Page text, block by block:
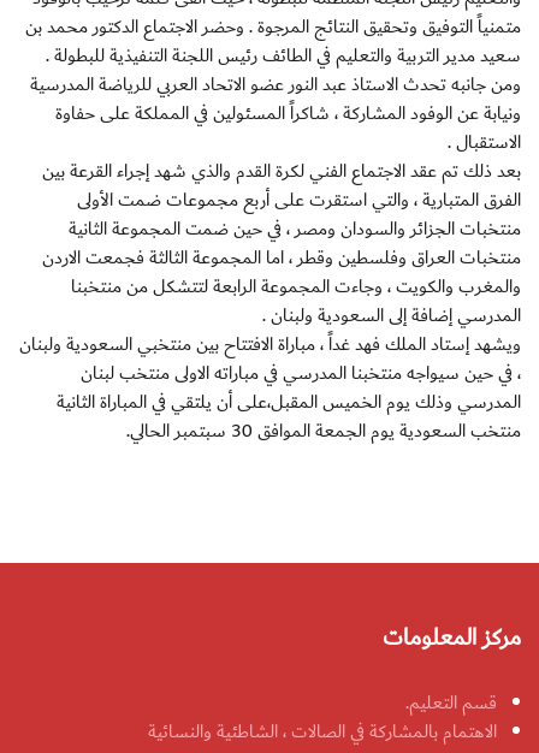
متمنياً التوفيق وتحقيق النتائج المرجوة . وحضر الاجتماع الدكتور محمد بن
سعيد مدير التربية والتعليم في الطائف رئيس اللجنة التنفيذية للبطولة .
ومن جانبه تحدث الاستاذ عبد النور عضو الاتحاد العربي للرياضة المدرسية
ونيابة عن الوفود المشاركة ، شاكراً المسئولين في المملكة على حفاوة
الاستقبال .
بعد ذلك تم عقد الاجتماع الفني لكرة القدم والذي شهد إجراء القرعة بين
الفرق المتبارية ، والتي استقرت على أربع مجموعات ضمت الأولى
منتخبات الجزائر والسودان ومصر ، في حين ضمت المجموعة الثانية
منتخبات العراق وفلسطين وقطر ، اما المجموعة الثالثة فجمعت الاردن
والمغرب والكويت ، وجاءت المجموعة الرابعة لتتشكل من منتخبنا
المدرسي إضافة إلى السعودية ولبنان .
ويشهد إستاد الملك فهد غداً ، مباراة الافتتاح بين منتخبي السعودية ولبنان
، في حين سيواجه منتخبنا المدرسي في مباراته الاولى منتخب لبنان
المدرسي وذلك يوم الخميس المقبل،على أن يلتقي في المباراة الثانية
منتخب السعودية يوم الجمعة الموافق 30 سبتمبر الحالي.
مركز المعلومات
قسم التعليم.
الاهتمام بالمشاركة في الصالات ، الشاطئية والنسائية